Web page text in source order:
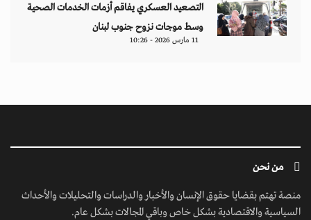
التصعيد العسكري يفاقم أزمات الخدمات الصحية
وسط موجات نزوح جنوب لبنان
11 مارس 2026 - 10:26
من نحن
منصة تهتم بقضايا حقوق الإنسان والأخبار والدراسات والتحليلات والأحداث
السياسية والاقتصادية بشكل خاص وباقي المجالات بشكل عام.